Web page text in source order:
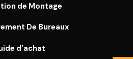
de Montage
De Bureaux
d’achat